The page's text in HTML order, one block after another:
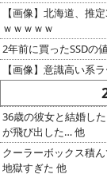
【画像】北海道、推
ｗｗｗｗｗ
2年前に買ったSSDの
【画像】意識高い系
36歳の彼女と結婚し
が飛び出した… 他
クーラーボックス積
地獄すぎた 他